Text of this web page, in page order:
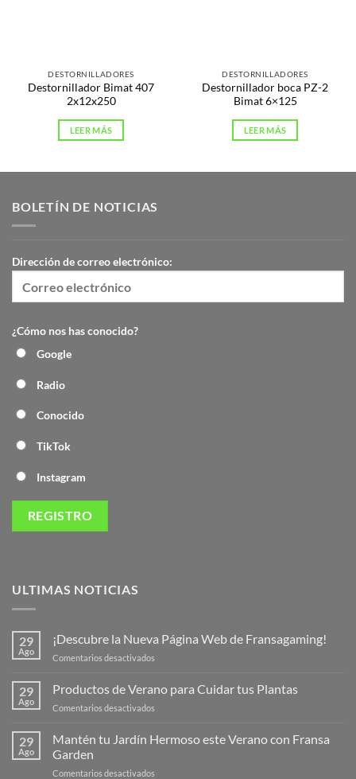
DESTORNILLADORES
Destornillador Bimat 407
2x12x250
LEER MÁS
DESTORNILLADORES
Destornillador boca PZ-2
Bimat 6×125
LEER MÁS
BOLETÍN DE NOTICIAS
Dirección de correo electrónico:
¿Cómo nos has conocido?
Google
Radio
Conocido
TikTok
Instagram
ULTIMAS NOTICIAS
29
Ago
¡Descubre la Nueva Página Web de Fransagaming!
Comentarios desactivados
Nueva
de
29
Ago
Productos de Verano para Cuidar tus Plantas
Comentarios desactivados
de
Verano
29
Ago
Mantén tu Jardín Hermoso este Verano con Fransa
Garden
Comentarios desactivados